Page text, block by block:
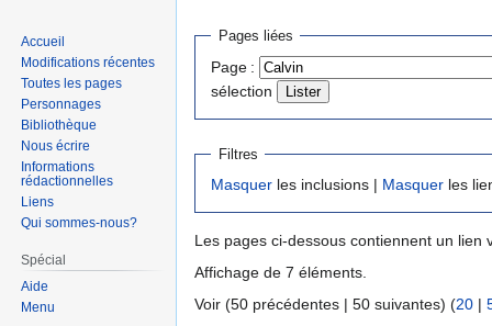
Aller
navigation
Aller
recherche
Pages liées
Page :
sélection
Filtres
Masquer les inclusions | Masquer les
Les pages ci-dessous contiennent un lien
Affichage de 7 éléments.
Voir (50 précédentes | 50 suivantes) (20 |
Accueil
Modifications récentes
Toutes les pages
Personnages
Bibliothèque
Nous écrire
Informations
rédactionnelles
Liens
Qui sommes-nous?
Spécial
Aide
Menu